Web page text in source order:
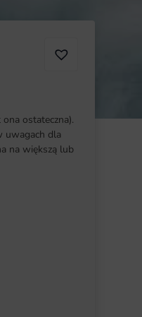
ostateczna).
uwagach dla
na większą lub